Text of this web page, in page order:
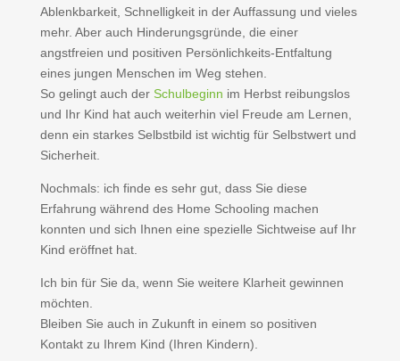
Ablenkbarkeit, Schnelligkeit in der Auffassung und vieles
mehr. Aber auch Hinderungsgründe, die einer
angstfreien und positiven Persönlichkeits-Entfaltung
eines jungen Menschen im Weg stehen.
So gelingt auch der Schulbeginn im Herbst reibungslos
und Ihr Kind hat auch weiterhin viel Freude am Lernen,
denn ein starkes Selbstbild ist wichtig für Selbstwert und
Sicherheit.
Nochmals: ich finde es sehr gut, dass Sie diese
Erfahrung während des Home Schooling machen
konnten und sich Ihnen eine spezielle Sichtweise auf Ihr
Kind eröffnet hat.
Ich bin für Sie da, wenn Sie weitere Klarheit gewinnen
möchten.
Bleiben Sie auch in Zukunft in einem so positiven
Kontakt zu Ihrem Kind (Ihren Kindern).